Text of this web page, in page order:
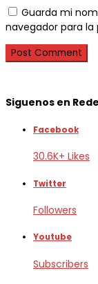
Guarda mi
navegador para
Siguenos en
Facebook
30.6K+ Likes
Twitter
Followers
Youtube
Subscribers